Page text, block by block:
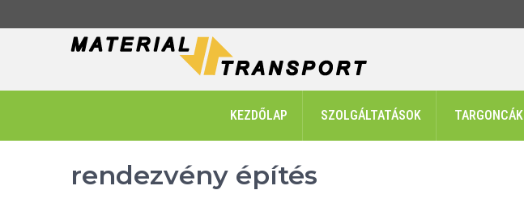
to
KEZDŐLAP SZOLGÁLTATÁSOK TARGONCÁK
rendezvény építés